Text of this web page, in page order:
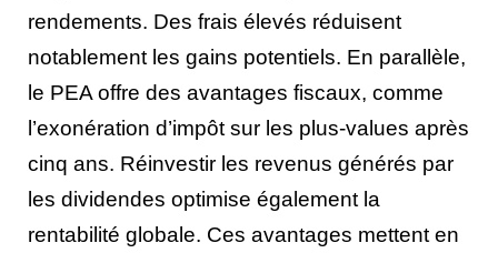
rendements. Des frais élevés réduisent
notablement les gains potentiels. En parallèle,
le PEA offre des avantages fiscaux, comme
l’exonération d’impôt sur les plus-values après
cinq ans. Réinvestir les revenus générés par
les dividendes optimise également la
rentabilité globale. Ces avantages mettent en